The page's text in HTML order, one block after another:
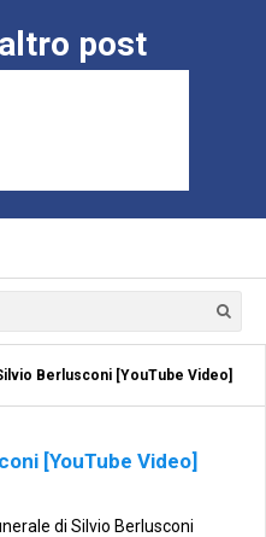
post
Berlusconi [YouTube Video]
[YouTube Video]
di Silvio Berlusconi